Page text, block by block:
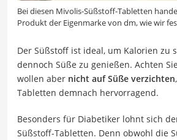
Bei diesen Mivolis-Süßstoff-Tabletten
Produkt der Eigenmarke von dm, wie wir
Der Süßstoff ist ideal, um Kalorien zu
dennoch Süße zu genießen. Achten
wollen aber nicht auf Süße verzichten
Tabletten demnach hervorragend.
Besonders für Diabetiker lohnt sich
Süßstoff-Tabletten. Denn obwohl die